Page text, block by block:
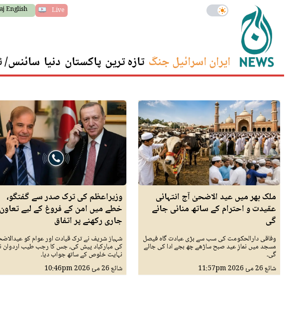
Live
English
ایران اسرائیل جنگ تازہ ترین پاکستان دنیا سائنس/
ملک بھر میں عید الاضحیٰ آج انتہائی
عقیدت و احترام کے ساتھ منائی جائے
گی
وفاقی دارالحکومت کی سب سے بڑی عبادت گاہ فیصل
مسجد میں نمازِ عید صبح ساڑھے چھ بجے ادا کی جائے
گی۔
شائع26 مئ 2026 11:57pm
وزیراعظم کی ترک صدر سے گفتگو،
خطے میں امن کے فروغ کے لیے تعاون
جاری رکھنے پر اتفاق
شہباز شریف نے ترک قیادت اور عوام کو
کی مبارکباد پیش کی، جس کا رجب طیب اردوان
نہایت خلوص کے ساتھ جواب دیا۔
شائع26 مئ 2026 10:46pm